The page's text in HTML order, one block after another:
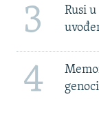
3
Rusi
4